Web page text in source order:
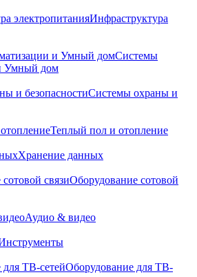
Инфраструктура
Системы
Умный дом
Системы охраны и
Теплый пол и отопление
Хранение данных
Оборудование сотовой
Аудио & видео
Оборудование для ТВ-